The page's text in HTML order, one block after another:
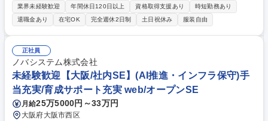
します。 ＜具体的には＞ ・総務/人事労務（給与・社保・勤怠管理など）
・採用・教育研修 ・福利厚生運用 など ※基本的には事務所勤務ですが、
採用や教育等の業務内容により、関西圏以外への日帰り・宿泊を伴う国内
出張もございます。 ※担当業務を持ちつつ、お互いに助け合いながら、総
務部という組織として協力しながら進める体制です。 募集職種 【大阪】
総務人事＜未経験歓迎＞◇三菱電機G・社会インフラを支える/年休127日
業界未経験歓迎 年間休日120日以上 資格取得支援あり
時短勤務あり
退職金あり
在宅OK 完全週休2日制 土日祝休み 服装自由
正社員
ノバシステム株式会社
未経験歓迎【大阪/社内SE】(AI推進・インフラ保守)手
当充実/育成サポート充実 web/オープンSE
月給25万5000円～33万円
大阪府大阪市西区